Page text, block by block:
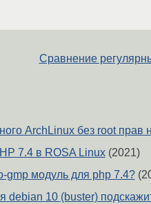
Сравнение
ArchLinux без root прав
7.4 в ROSA Linux(2021)
gmp модуль для php 7.4?
debian 10 (buster)